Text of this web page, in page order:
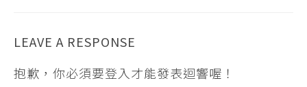
LEAVE A RESPONSE
抱歉，你必須要登入才能發表迴響喔！